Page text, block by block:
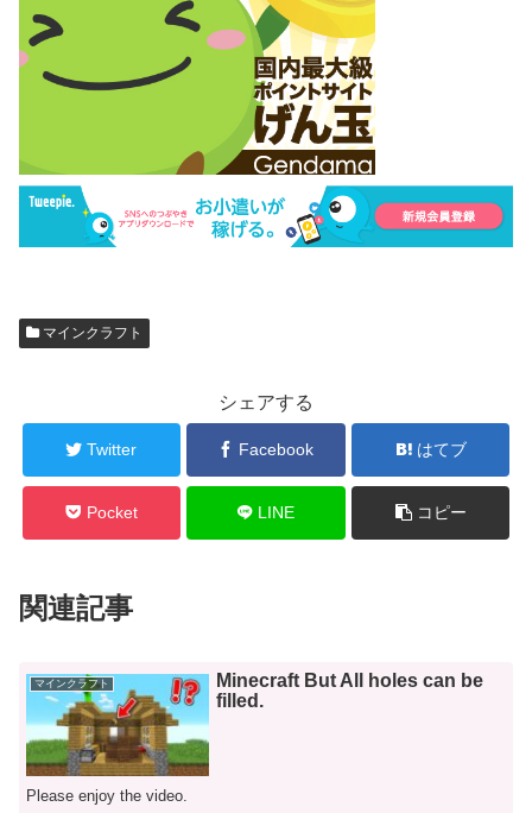
マインクラフト
シェアする
Twitter Facebook はてブ
Pocket LINE コピー
関連記事
マインクラフト
Minecraft But All holes can be
filled.
Please enjoy the video.